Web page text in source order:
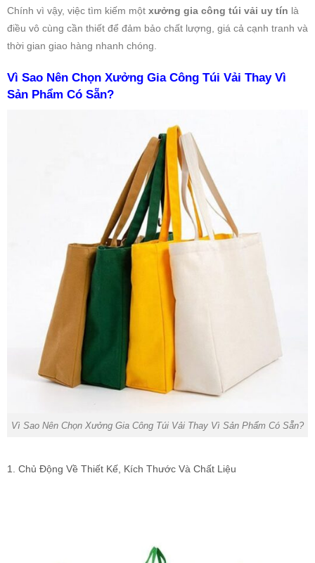
Chính vì vậy, việc tìm kiếm một xưởng gia công túi vải uy tín là
điều vô cùng cần thiết để đảm bảo chất lượng, giá cả cạnh tranh và
thời gian giao hàng nhanh chóng.
Vì Sao Nên Chọn Xưởng Gia Công Túi Vải Thay Vì
Sản Phẩm Có Sẵn?
Vì Sao Nên Chọn Xưởng Gia Công Túi Vải Thay Vì Sản Phẩm Có Sẵn?
1. Chủ Động Về Thiết Kế, Kích Thước Và Chất Liệu